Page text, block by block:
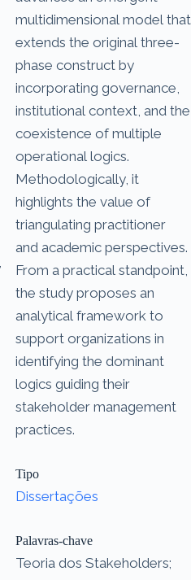
multidimensional model that
extends the original three-
phase construct by
incorporating governance,
institutional context, and the
coexistence of multiple
operational logics.
Methodologically, it
highlights the value of
triangulating practitioner
and academic perspectives.
From a practical standpoint,
the study proposes an
analytical framework to
support organizations in
identifying the dominant
logics guiding their
stakeholder management
practices.
Tipo
Dissertações
Palavras-chave
Teoria dos Stakeholders;